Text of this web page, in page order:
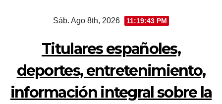
Sáb. Ago 8th, 2026 11:19:44 PM
Titulares españoles,
deportes, entretenimiento,
información integral sobre la